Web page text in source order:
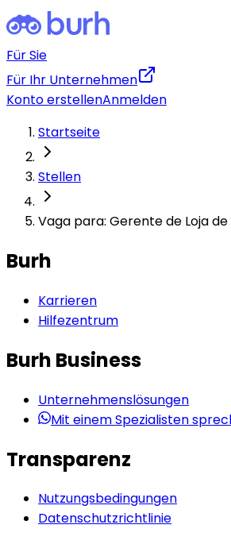
Für Sie
Für Ihr Unternehmen
Konto erstellenAnmelden
Startseite
Stellen
Vaga para: Gerente de Loja
Burh
Karrieren
Hilfezentrum
Burh Business
Unternehmenslösungen
Mit einem Spezialisten
Transparenz
Nutzungsbedingungen
Datenschutzrichtlinie